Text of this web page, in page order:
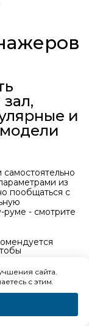
и
из
пообщаться с
руме - смотрите
по
сайта.
с этим.